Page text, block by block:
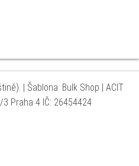
| Šablona: Bulk Shop | ACIT
Praha 4 IČ: 26454424